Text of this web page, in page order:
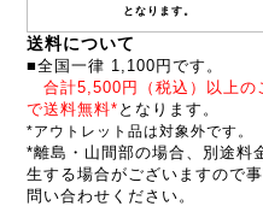
となります。
送料について
■全国一律 1,100円です。
合計5,500円（税込）以上の
で送料無料* となります。
*アウトレット品は対象外です。
*離島・山間部の場合、別途料
生する場合がございますので
問い合わせください。